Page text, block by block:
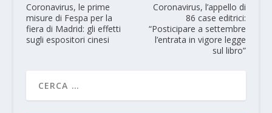
Coronavirus, le prime
misure di Fespa per la
fiera di Madrid: gli effetti
sugli espositori cinesi
Coronavirus, l’appello di
86 case editrici:
“Posticipare a settembre
l’entrata in vigore legge
sul libro”